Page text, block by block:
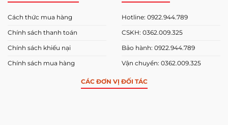
Cách thức mua hàng
Chính sách thanh toán
Chính sách khiếu nại
Chính sách mua hàng
Hotline: 0922.944.789
CSKH: 0362.009.325
Bảo hành: 0922.944.789
Vận chuyển: 0362.009.325
CÁC ĐƠN VỊ ĐỐI TÁC